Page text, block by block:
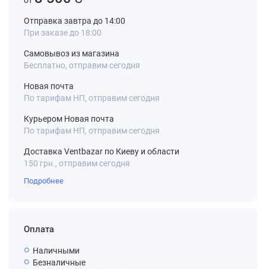
Отправка завтра до 14:00
При заказе до 18:00
Самовывоз из магазина
Бесплатно, отправим сегодня
Новая почта
По тарифам НП, отправим сегодня
Курьером Новая почта
По тарифам НП, отправим сегодня
Доставка Ventbazar по Киеву и области
150 грн., отправим сегодня
Подробнее
Оплата
Наличными
Безналичные